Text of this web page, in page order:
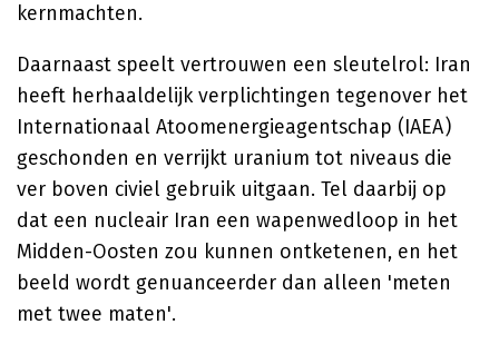
kernmachten.
Daarnaast speelt vertrouwen een sleutelrol: Iran
heeft herhaaldelijk verplichtingen tegenover het
Internationaal Atoomenergieagentschap (IAEA)
geschonden en verrijkt uranium tot niveaus die
ver boven civiel gebruik uitgaan. Tel daarbij op
dat een nucleair Iran een wapenwedloop in het
Midden-Oosten zou kunnen ontketenen, en het
beeld wordt genuanceerder dan alleen 'meten
met twee maten'.